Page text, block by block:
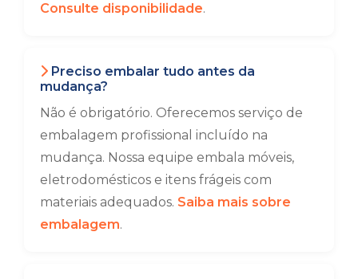
Consulte disponibilidade.
Preciso embalar tudo antes da
mudança?
Não é obrigatório. Oferecemos serviço de
embalagem profissional incluído na
mudança. Nossa equipe embala móveis,
eletrodomésticos e itens frágeis com
materiais adequados. Saiba mais sobre
embalagem.